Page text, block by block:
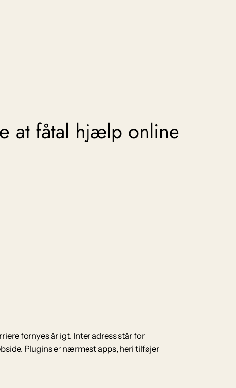
at fåtal hjælp online
fornyes årligt. Inter adress står for
Plugins er nærmest apps, heri tilføjer